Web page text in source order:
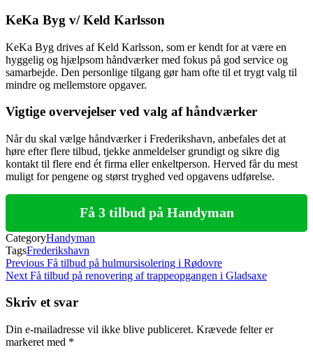
KeKa Byg v/ Keld Karlsson
KeKa Byg drives af Keld Karlsson, som er kendt for at være en
hyggelig og hjælpsom håndværker med fokus på god service og
samarbejde. Den personlige tilgang gør ham ofte til et trygt valg til
mindre og mellemstore opgaver.
Vigtige overvejelser ved valg af håndværker
Når du skal vælge håndværker i Frederikshavn, anbefales det at
høre efter flere tilbud, tjekke anmeldelser grundigt og sikre dig
kontakt til flere end ét firma eller enkeltperson. Herved får du mest
muligt for pengene og størst tryghed ved opgavens udførelse.
Få 3 tilbud på Handyman
CategoryHandyman
TagsFrederikshavn
Indlægsnavigation
Previous
Post
Previous Få tilbud på hulmursisolering i Rødovre
Next
Next Få tilbud på renovering af trappeopgangen i Gladsaxe
Skriv et svar
Din e-mailadresse vil ikke blive publiceret. Krævede felter er
markeret med *